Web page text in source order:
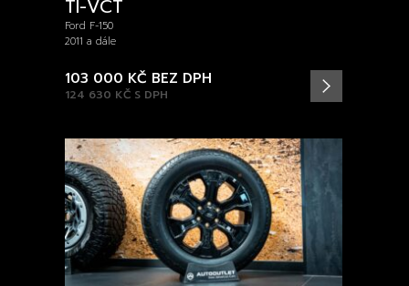
TI-VCT
Ford F-150
2011 a dále
124 630 KČ S DPH
103 000 KČ BEZ DPH